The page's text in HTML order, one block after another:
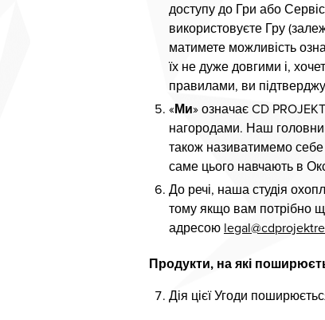
доступу до Гри або
використовуєте Гру
матимете можливість
їх не дуже довгими і,
правилами, ви
«Ми» означає CD
нагородами. Наш
також називатимемо себе
саме цього навчають в
До речі, наша студія
тому якщо вам потрібно
адресою
Продукти, на які
Дія цієї Угоди